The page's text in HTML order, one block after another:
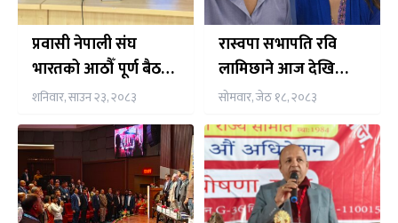
प्रवासी नेपाली संघ
भारतको आठौँ पूर्ण बैठक
तथा विस्तारित भेला नयाँ
दिल्लीमा सुरु
शनिवार, साउन २३, २०८३
रास्वपा सभापति रवि
लामिछाने आज देखि
पाँचदिने भारत भ्रमणमा,
नेपाली समुदाय संग समेत
अन्तर्क्रिया गर्ने तय
सोमवार, जेठ १८, २०८३